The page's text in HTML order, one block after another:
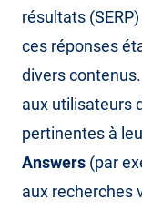
résultats
ces réponses
divers
aux utilisateurs
pertinentes à
Answers (par
aux recherches